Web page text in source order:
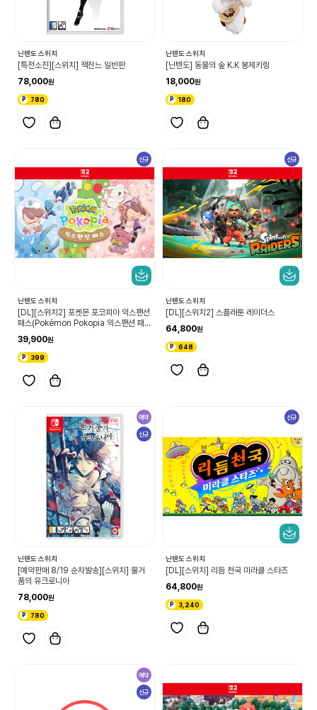
닌텐도 스위치
[특전소진][스위치] 잭잔느 일반판
78,000
780
닌텐도 스위치
[닌텐도] 동물의 숲 K.K 봉제키링
18,000
180
신규
닌텐도 스위치
[DL][스위치2] 포켓몬 포코피아 익스팬션
패스(Pokémon Pokopia 익스팬션 패
스)
39,900
399
신규
닌텐도 스위치
[DL][스위치2] 스플래툰 레이더스
64,800
648
예약
신규
닌텐도 스위치
[예약판매 8/19 순차발송][스위치] 물거
품의 유크로니아
78,000
780
신규
닌텐도 스위치
[DL][스위치] 리듬 천국 미라클 스타즈
64,800
3,240
예약
신규